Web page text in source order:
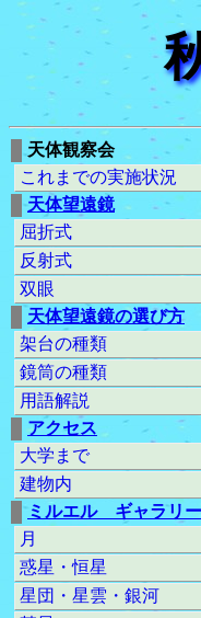
天体観察会
これまでの実施状況
天体望遠鏡
屈折式
反射式
双眼
天体望遠鏡の選び方
架台の種類
鏡筒の種類
用語解説
アクセス
大学まで
建物内
ミルエル ギャラリー
月
惑星・恒星
星団・星雲・銀河